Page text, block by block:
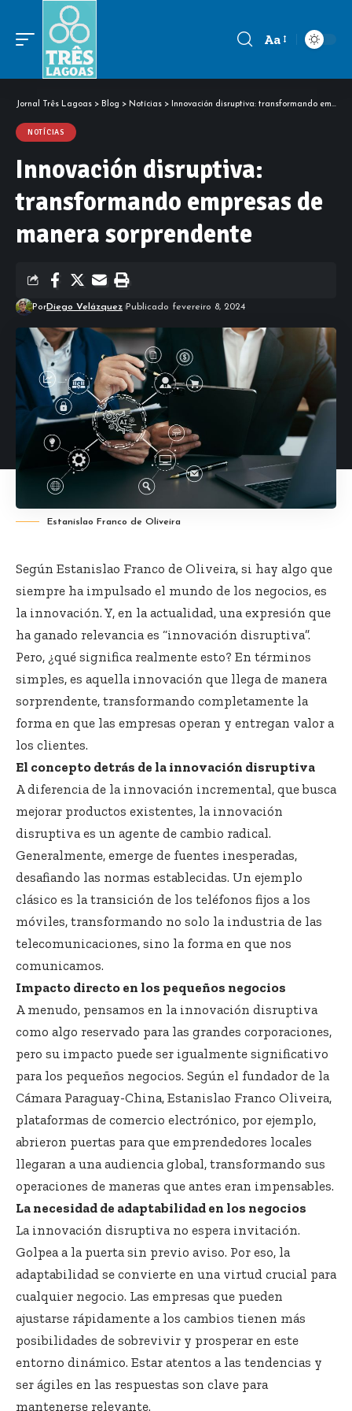
Font
Aa
Jornal Três Lagoas > Blog > Notícias > Innovación disruptiva: transformando empresas de manera sorprendente
NOTÍCIAS
Innovación disruptiva:
transformando empresas de
manera sorprendente
PorDiego Velázquez Publicado fevereiro 8, 2024
Estanislao Franco de Oliveira
Según Estanislao Franco de Oliveira, si hay algo que
siempre ha impulsado el mundo de los negocios, es
la innovación. Y, en la actualidad, una expresión que
ha ganado relevancia es “innovación disruptiva”.
Pero, ¿qué significa realmente esto? En términos
simples, es aquella innovación que llega de manera
sorprendente, transformando completamente la
forma en que las empresas operan y entregan valor a
los clientes.
El concepto detrás de la innovación disruptiva
A diferencia de la innovación incremental, que busca
mejorar productos existentes, la innovación
disruptiva es un agente de cambio radical.
Generalmente, emerge de fuentes inesperadas,
desafiando las normas establecidas. Un ejemplo
clásico es la transición de los teléfonos fijos a los
móviles, transformando no solo la industria de las
telecomunicaciones, sino la forma en que nos
comunicamos.
Impacto directo en los pequeños negocios
A menudo, pensamos en la innovación disruptiva
como algo reservado para las grandes corporaciones,
pero su impacto puede ser igualmente significativo
para los pequeños negocios. Según el fundador de la
Cámara Paraguay-China, Estanislao Franco Oliveira,
plataformas de comercio electrónico, por ejemplo,
abrieron puertas para que emprendedores locales
llegaran a una audiencia global, transformando sus
operaciones de maneras que antes eran impensables.
La necesidad de adaptabilidad en los negocios
La innovación disruptiva no espera invitación.
Golpea a la puerta sin previo aviso. Por eso, la
adaptabilidad se convierte en una virtud crucial para
cualquier negocio. Las empresas que pueden
ajustarse rápidamente a los cambios tienen más
posibilidades de sobrevivir y prosperar en este
entorno dinámico. Estar atentos a las tendencias y
ser ágiles en las respuestas son clave para
mantenerse relevante.